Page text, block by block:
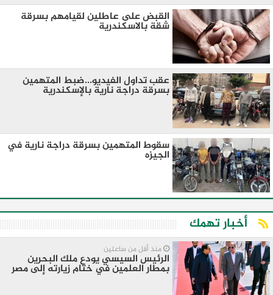
القبض على عاطلين لقيامهم بسرقة
شقة بالاسكندرية
عقب تداول الفيديو...ضبط المتهمين
بسرقة دراجة نارية بالإسكندرية
سقوط المتهمين بسرقة دراجة نارية في
الجيزه
أخبار تهمك
منذ أقل من ساعتين
الرئيس السيسي يودع ملك البحرين
بمطار العلمين في ختام زيارته إلى مصر